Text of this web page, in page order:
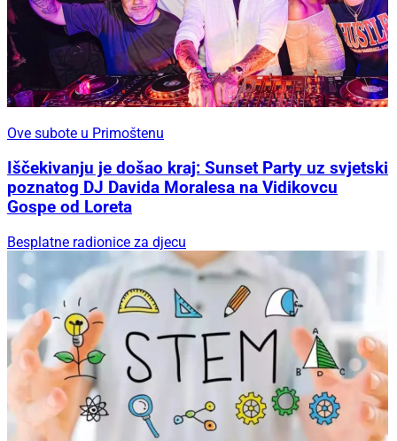
Ove subote u Primoštenu
Iščekivanju je došao kraj: Sunset Party uz svjetski
poznatog DJ Davida Moralesa na Vidikovcu
Gospe od Loreta
Besplatne radionice za djecu